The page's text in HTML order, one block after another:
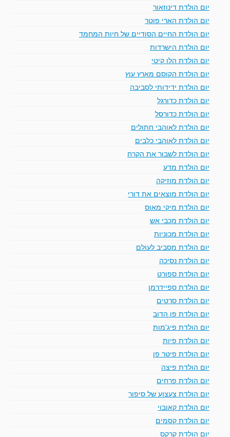
יום הולדת דינוזאור
יום הולדת הארי פוטר
יום הולדת החיים הסודיים של חיות המחמד
יום הולדת הישרדות
יום הולדת הלו קיטי
יום הולדת הקוסם מארץ עוץ
יום הולדת ידידותי לסביבה
יום הולדת כדורגל
יום הולדת כדורסל
יום הולדת לאוהבי חתולים
יום הולדת לאוהבי כלבים
יום הולדת לשבור את הקרח
יום הולדת מדע
יום הולדת מוזיקה
יום הולדת מוצאים את דורי
יום הולדת מיקי מאוס
יום הולדת מכבי אש
יום הולדת מכוניות
יום הולדת מסביב לעולם
יום הולדת נסיכה
יום הולדת ספורט
יום הולדת ספיידרמן
יום הולדת סרטים
יום הולדת פו הדוב
יום הולדת פיג'מות
יום הולדת פיות
יום הולדת פיטר פן
יום הולדת פיצה
יום הולדת פרחים
יום הולדת צעצוע של סיפור
יום הולדת קאובוי
יום הולדת קסמים
יום הולדת קרקס